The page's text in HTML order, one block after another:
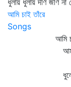
ধুলায় ধুলায় দীর্ণ জীর্ণ
আমি চাই তাঁরে
Songs
আমি চাই
আমারে দিলেন
ঝড়ে-
ধুলো হতে তুলে